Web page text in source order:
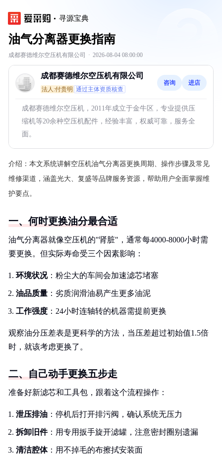
寻源宝典
油气分离器更换指南
成都赛德维尔空压机有限公司 · 2026-08-04 08:00:00
成都赛德维尔空压机有限公司
法人:付贵明 通过主体资质核查
咨询 进店
成都赛德维尔空压机，2011年成立于金牛区，专业提供压
缩机等20余种空压机配件，经验丰富，权威可靠，服务全
面。
介绍： 本文系统讲解空压机油气分离器更换周期、操作步骤及常见
维修渠道，涵盖光大、复盛等品牌服务资源，帮助用户全面掌握维
护要点。
一、何时更换油分最合适
油气分离器就像空压机的"肾脏"，通常每4000-8000小时需
要更换。但实际寿命受三个因素影响：
环境状况：粉尘大的车间会加速滤芯堵塞
油品质量 ：劣质润滑油易产生更多油泥
工作强度 ：24小时连轴转的机器需提前更换
观察油分压差表是更科学的方法，当压差超过初始值1.5倍
时，就该考虑更换了。
二、自己动手更换五步走
准备好新滤芯和工具包，跟着这个流程操作：
泄压排油 ：停机后打开排污阀，确认系统无压力
拆卸旧件：用专用扳手旋开滤罐，注意密封圈别遗漏
清洁腔体：用不掉毛的布擦拭安装面